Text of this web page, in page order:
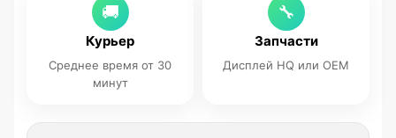
🚚
Курьер
Среднее время от 30
минут
🔧
Запчасти
Дисплей HQ или OEM